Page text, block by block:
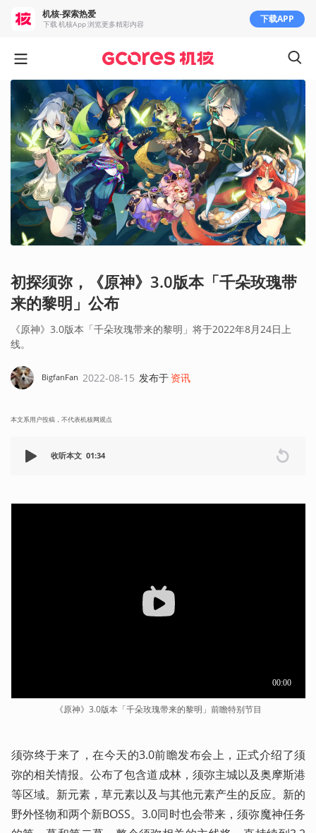
初探须弥，《原神》3.0版本「千朵玫瑰带
来的黎明」公布
《原神》3.0版本「千朵玫瑰带来的黎明」将于2022年8月24日上
线。
BigfanFan 2022-08-15 发布于 资讯
本文系用户投稿，不代表机核网观点
收听本文 01:34
《原神》3.0版本「千朵玫瑰带来的黎明」前瞻特别节目
须弥终于来了，在今天的3.0前瞻发布会上，正式介绍了须
弥的相关情报。公布了包含道成林，须弥主城以及奥摩斯港
等区域。新元素，草元素以及与其他元素产生的反应。新的
野外怪物和两个新BOSS。3.0同时也会带来，须弥魔神任务
机核-探索热爱
下载 机核App 浏览更多精彩内容 下载APP